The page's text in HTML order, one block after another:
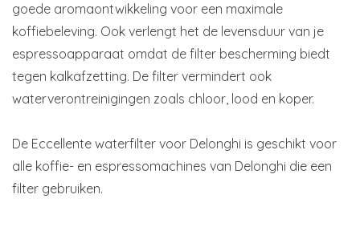
goede aromaontwikkeling voor een maximale
koffiebeleving. Ook verlengt het de levensduur van je
espressoapparaat omdat de filter bescherming biedt
tegen kalkafzetting. De filter vermindert ook
waterverontreinigingen zoals chloor, lood en koper.
De Eccellente waterfilter voor Delonghi is geschikt voor
alle koffie- en espressomachines van Delonghi die een
filter gebruiken.